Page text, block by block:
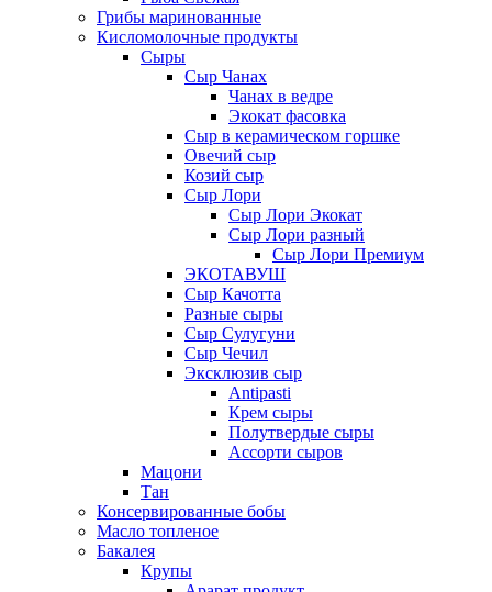
Грибы маринованные
Кисломолочные продукты
Сыры
Сыр Чанах
Чанах в ведре
Экокат фасовка
Сыр в керамическом горшке
Овечий сыр
Козий сыр
Сыр Лори
Сыр Лори Экокат
Сыр Лори разный
Сыр Лори Премиум
ЭКОТАВУШ
Сыр Качотта
Разные сыры
Сыр Сулугуни
Сыр Чечил
Эксклюзив сыр
Antipasti
Крем сыры
Полутвердые сыры
Ассорти сыров
Мацони
Тан
Консервированные бобы
Масло топленое
Бакалея
Крупы